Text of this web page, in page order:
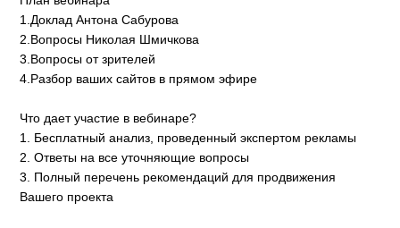
1.Доклад Антона Сабурова
2.Вопросы Николая Шмичкова
3.Вопросы от зрителей
4.Разбор ваших сайтов в прямом эфире
Что дает участие в вебинаре?
1. Бесплатный анализ, проведенный экспертом рекламы
2. Ответы на все уточняющие вопросы
3. Полный перечень рекомендаций для продвижения
Вашего проекта